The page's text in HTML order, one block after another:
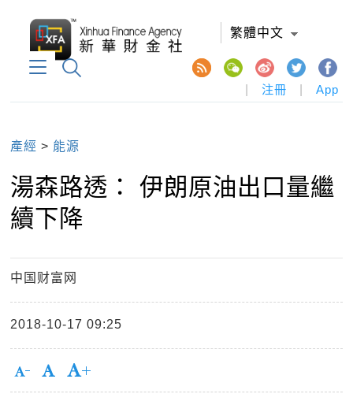
繁體中文
注冊 App
產經 > 能源
湯森路透： 伊朗原油出口量繼
續下降
中国财富网
2018-10-17 09:25